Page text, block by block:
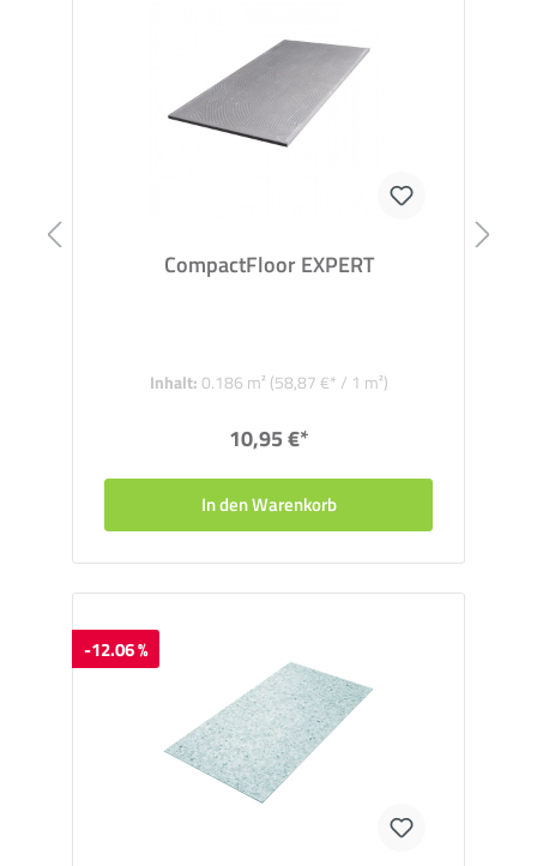
CompactFloor EXPERT
Inhalt:0.186 m² (58,87 €* / 1 m²)
10,95 €*
In den Warenkorb
-12.06 %